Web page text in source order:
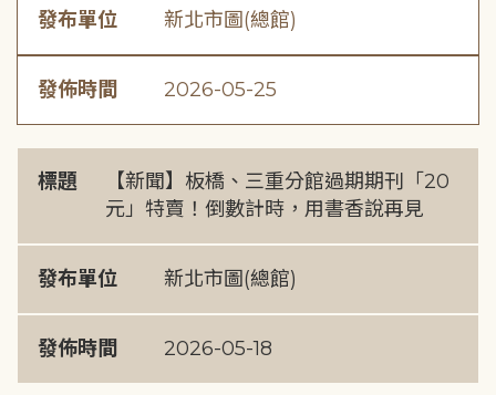
發布單位 新北市圖(總館)
發佈時間 2026-05-25
標題
【新聞】板橋、三重分館過期期刊「20
元」特賣！倒數計時，用書香說再見
發布單位 新北市圖(總館)
發佈時間 2026-05-18